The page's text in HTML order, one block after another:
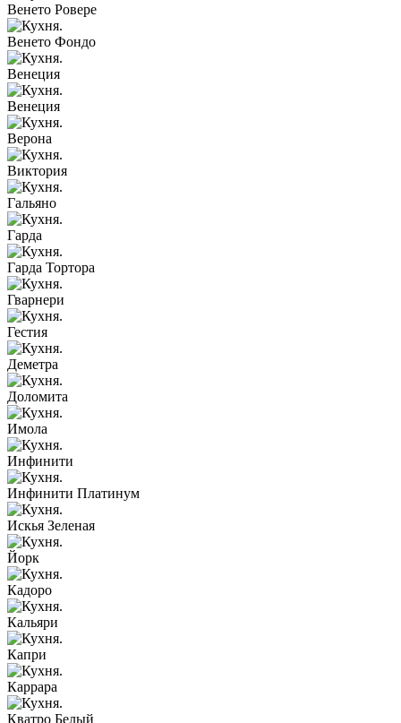
Венето Ровере
Венето Фондо
Венеция
Венеция
Верона
Виктория
Гальяно
Гарда
Гарда Тортора
Гварнери
Гестия
Деметра
Доломита
Имола
Инфинити
Инфинити Платинум
Искья Зеленая
Йорк
Кадоро
Кальяри
Капри
Каррара
Кватро Белый